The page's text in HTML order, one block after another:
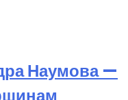
Наумова —